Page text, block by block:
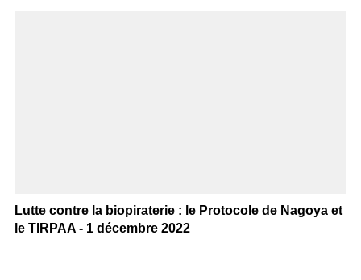
Lutte contre la biopiraterie : le Protocole de Nagoya et
le TIRPAA - 1 décembre 2022